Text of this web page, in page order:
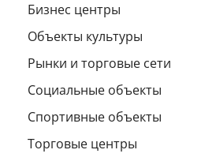
Бизнес центры
Объекты культуры
Рынки и торговые сети
Социальные объекты
Спортивные объекты
Торговые центры